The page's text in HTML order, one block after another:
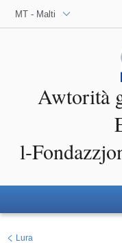
MT - Malti
Awtorità
l-
Lura